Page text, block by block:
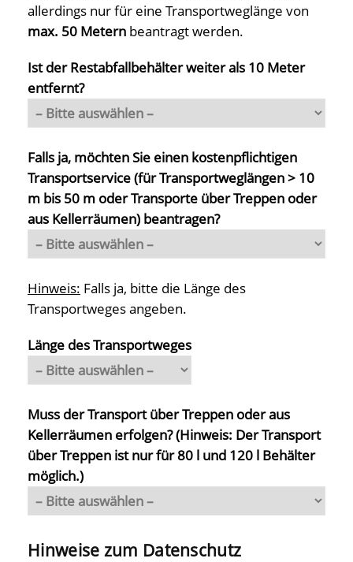
allerdings nur für eine Transportweglänge von
max. 50 Metern beantragt werden.
Ist der Restabfallbehälter weiter als 10 Meter
entfernt?
Falls ja, möchten Sie einen kostenpflichtigen
Transportservice (für Transportweglängen > 10
m bis 50 m oder Transporte über Treppen oder
aus Kellerräumen) beantragen?
Hinweis: Falls ja, bitte die Länge des
Transportweges angeben.
Länge des Transportweges
Muss der Transport über Treppen oder aus
Kellerräumen erfolgen? (Hinweis: Der Transport
über Treppen ist nur für 80 l und 120 l Behälter
möglich.)
Hinweise zum Datenschutz